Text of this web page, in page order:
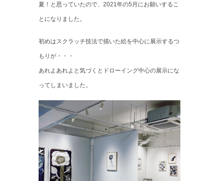
夏！と思っていたので、2021年の5月にお願いするこ
とになりました。
初めはスクラッチ技法で描いた絵を中心に展示するつ
もりが・・・
あれよあれよと気づくとドローイング中心の展示にな
ってしまいました。